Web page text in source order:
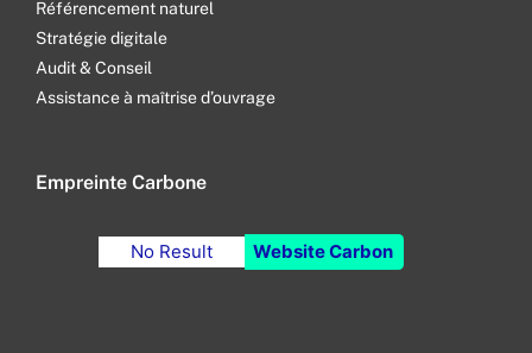
Référencement naturel
Stratégie digitale
Audit & Conseil
Assistance à maîtrise d’ouvrage
Empreinte Carbone
No Result Website Carbon